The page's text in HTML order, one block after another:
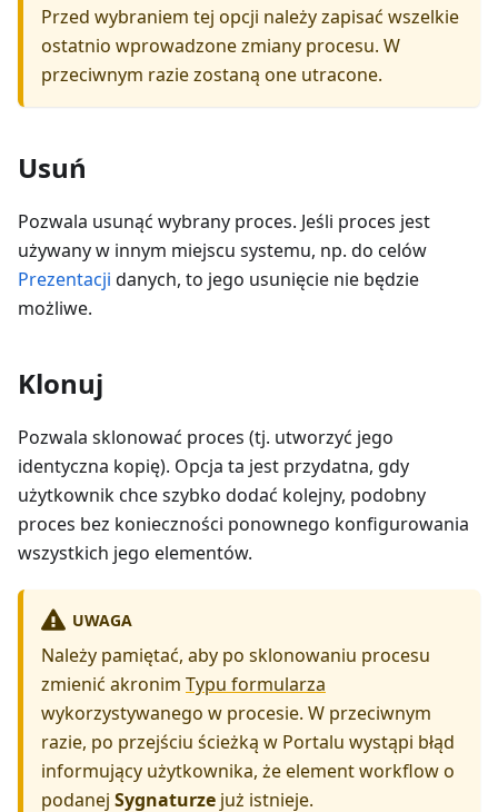
Przed wybraniem tej opcji należy zapisać wszelkie
ostatnio wprowadzone zmiany procesu. W
przeciwnym razie zostaną one utracone.
Usuń
Pozwala usunąć wybrany proces. Jeśli proces jest
używany w innym miejscu systemu, np. do celów
Prezentacji danych, to jego usunięcie nie będzie
możliwe.
Klonuj
Pozwala sklonować proces (tj. utworzyć jego
identyczna kopię). Opcja ta jest przydatna, gdy
użytkownik chce szybko dodać kolejny, podobny
proces bez konieczności ponownego konfigurowania
wszystkich jego elementów.
UWAGA
Należy pamiętać, aby po sklonowaniu procesu
zmienić akronim Typu formularza
wykorzystywanego w procesie. W przeciwnym
razie, po przejściu ścieżką w Portalu wystąpi błąd
informujący użytkownika, że element workflow o
podanej Sygnaturze już istnieje.